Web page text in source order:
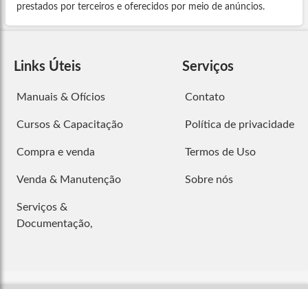
prestados por terceiros e oferecidos por meio de anúncios.
Links Úteis
Manuais & Ofícios
Cursos & Capacitação
Compra e venda
Venda & Manutenção
Serviços &
Documentação,
Serviços
Contato
Política de privacidade
Termos de Uso
Sobre nós